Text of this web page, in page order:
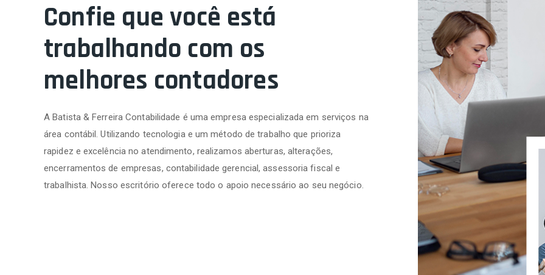
Confie que você está
trabalhando com os
melhores contadores
A Batista & Ferreira Contabilidade é uma empresa especializada em serviços na
área contábil. Utilizando tecnologia e um método de trabalho que prioriza
rapidez e excelência no atendimento, realizamos aberturas, alterações,
encerramentos de empresas, contabilidade gerencial, assessoria fiscal e
trabalhista. Nosso escritório oferece todo o apoio necessário ao seu negócio.